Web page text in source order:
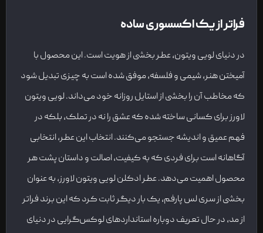
فراتر از یک اکسسوری ساده
در دنیای لویی ویتون، عطر بخشی از هویت است. این محصول با
آمیختن هنر، شیمی و فلسفه، موفق شده است به چیزی تبدیل شود
که مخاطب آن را بخشی از استایل روزانه خود می‌داند. لویی ویتون
لاورز برای کسانی ساخته شده که عشق را نه در تملک، بلکه در
فهم عمیق و اندیشه جستجو می‌کنند. انتخاب این عطر، انتخابی
آگاهانه است برای فردی که به کیفیت، اصالت و داستان پشت هر
محصول اهمیت می‌دهد. عطر ادکلن لویی ویتون لاورز، به عنوان
بخشی از سری لس پارفم، یک بار دیگر ثابت کرد که این برند فراتر
از مد، در حال تعریف دوباره استانداردهای لوکس‌گرایی در دنیای